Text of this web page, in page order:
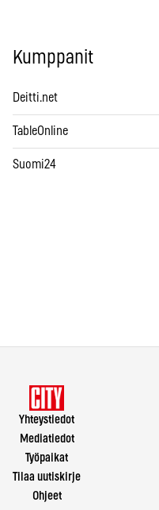
Kumppanit
Deitti.net
TableOnline
Suomi24
Yhteystiedot
Mediatiedot
Työpaikat
Tilaa uutiskirje
Ohjeet